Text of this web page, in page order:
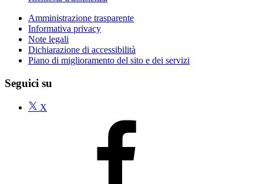
Amministrazione trasparente
Informativa privacy
Note legali
Dichiarazione di accessibilità
Piano di miglioramento del sito e dei servizi
Seguici su
X